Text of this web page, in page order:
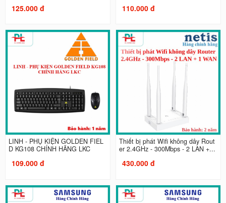
125.000 đ 110.000 đ
LINH - PHỤ KIỆN GOLDEN FIEL
D KG108 CHÍNH HÃNG LKC
109.000 đ
Thiết bị phát Wifi không dây Rout
er 2.4GHz - 300Mbps - 2 LAN +...
430.000 đ